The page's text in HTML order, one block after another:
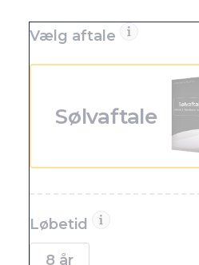
Vælg aftale
Sølvaftale
Løbetid
8 år